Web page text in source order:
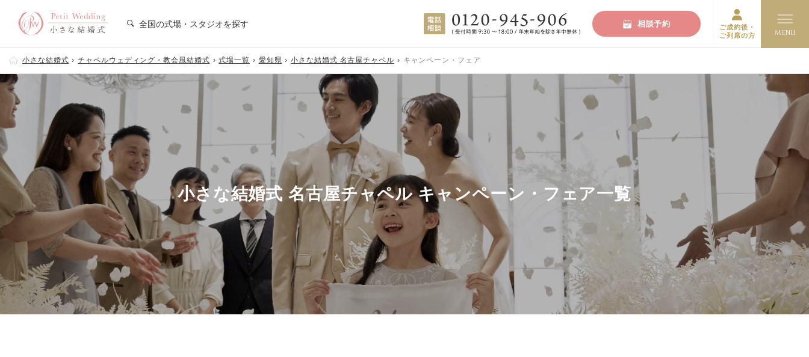
全国の式場・スタジオを探す 相談予約
ご成約後・
ご列席の方
小さな結婚式 チャペルウェディング・教会風結婚式 式場一覧 愛知県 小さな結婚式 名古屋チャペル キャンペーン・フェア
小さな結婚式 名古屋チャペル キャンペーン・フェア一覧